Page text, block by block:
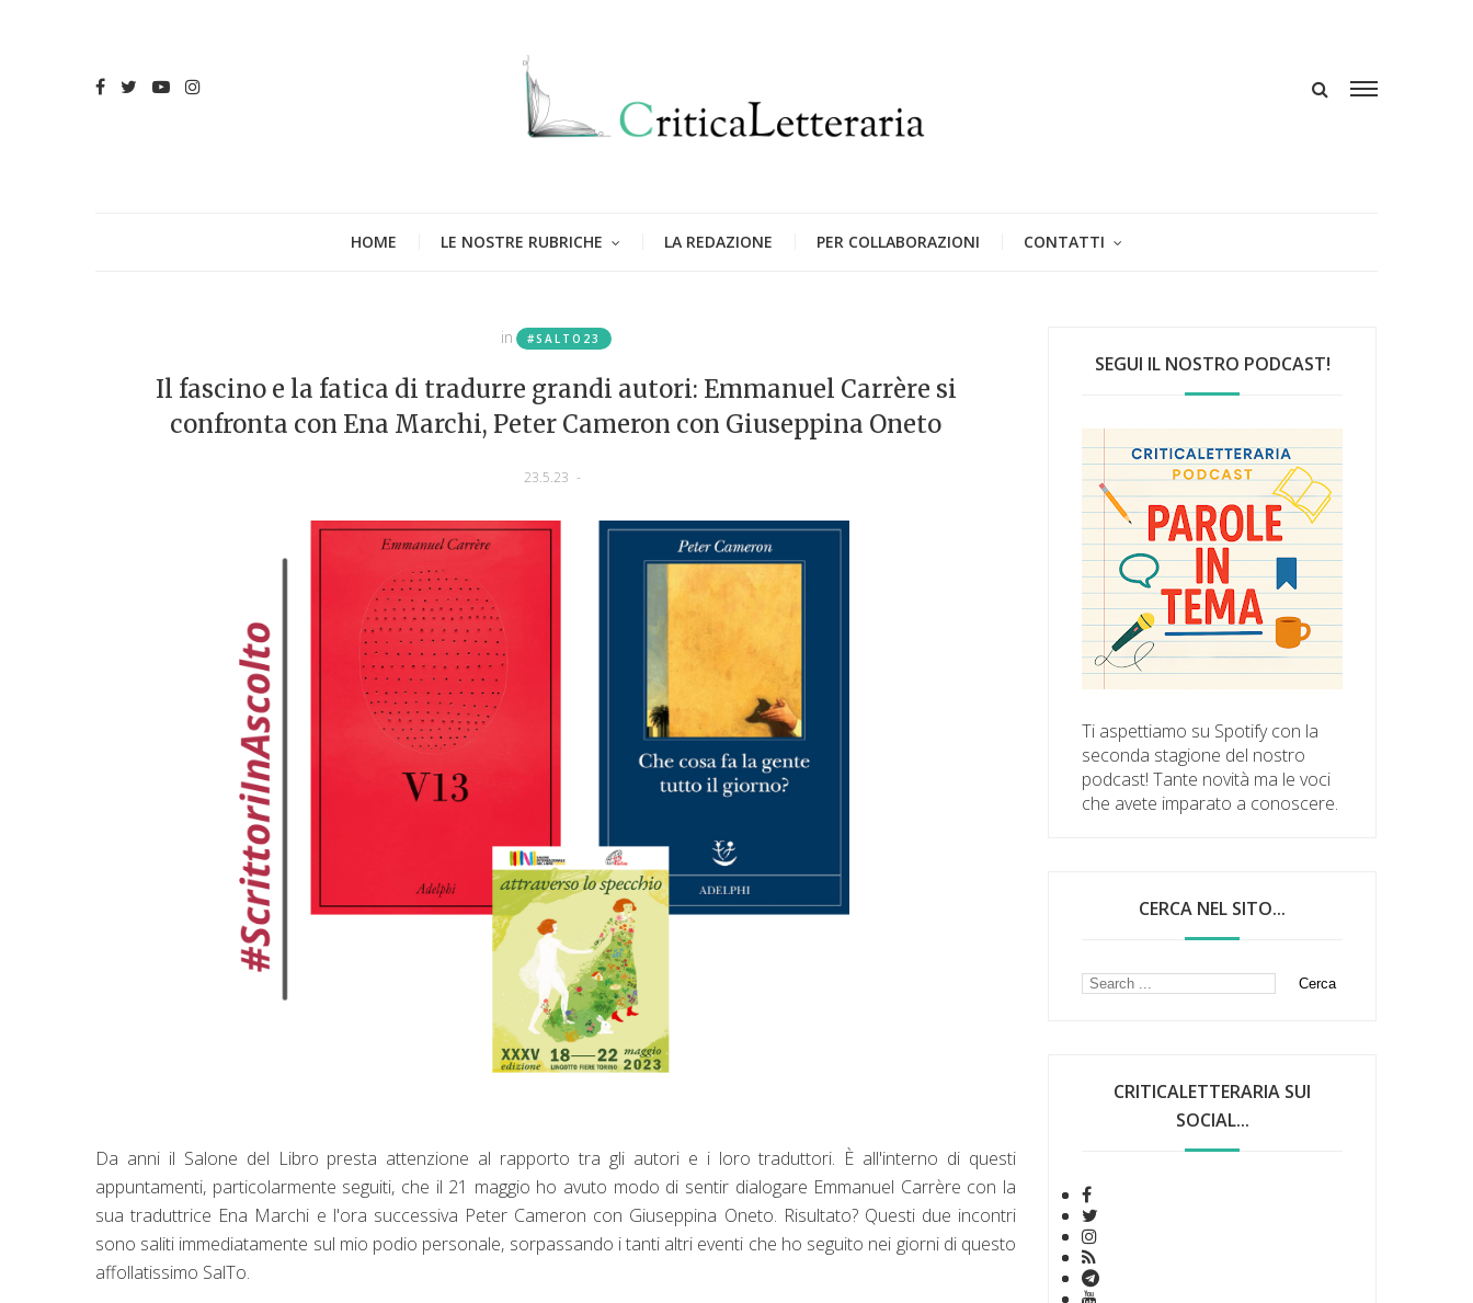
HOME LE NOSTRE RUBRICHE LA REDAZIONE PER COLLABORAZIONI CONTATTI
in #SALTO23
Il fascino e la fatica di tradurre grandi autori: Emmanuel Carrère si
confronta con Ena Marchi, Peter Cameron con Giuseppina Oneto
23.5.23 -
Da anni il Salone del Libro presta attenzione al rapporto tra gli autori e i loro traduttori. È all'interno di questi
appuntamenti, particolarmente seguiti, che il 21 maggio ho avuto modo di sentir dialogare Emmanuel Carrère con la
sua traduttrice Ena Marchi e l'ora successiva Peter Cameron con Giuseppina Oneto. Risultato? Questi due incontri
sono saliti immediatamente sul mio podio personale, sorpassando i tanti altri eventi che ho seguito nei giorni di questo
affollatissimo SalTo.
SEGUI IL NOSTRO PODCAST!
Ti aspettiamo su Spotify con la
seconda stagione del nostro
podcast! Tante novità ma le voci
che avete imparato a conoscere.
CERCA NEL SITO...
CRITICALETTERARIA SUI
SOCIAL...